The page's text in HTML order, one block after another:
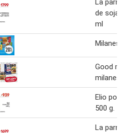
de soja
ml
Good
Elio
500 g.
La